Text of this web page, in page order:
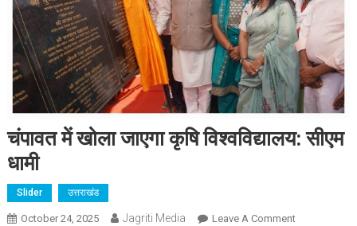
चंपावत में खोला जाएगा कृषि विश्वविद्यालय: सीएम
धामी
Slider उत्तराखंड
October 24, 2025 Jagriti Media Leave A CommentOn